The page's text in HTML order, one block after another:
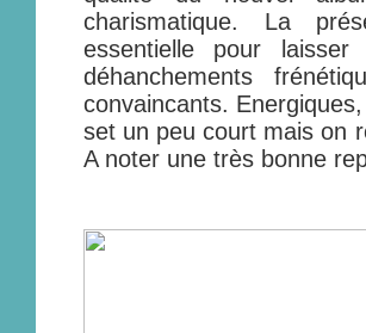
charismatique. La
essentielle pour
déhanchements
convaincants.
set un peu court mais on
A noter une très bonne